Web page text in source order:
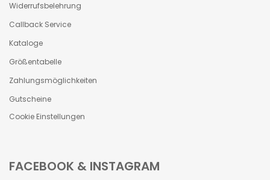
Widerrufsbelehrung
Callback Service
Kataloge
Größentabelle
Zahlungsmöglichkeiten
Gutscheine
Cookie Einstellungen
FACEBOOK & INSTAGRAM